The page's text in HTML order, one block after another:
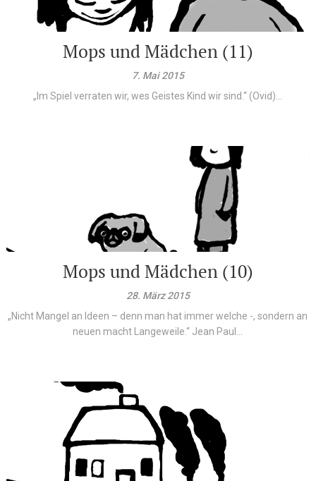
Mops und Mädchen (11)
7. Mai 2015
„Im Spiel verraten wir, wes Geistes Kind wir sind.“ (Ovid)...
Mops und Mädchen (10)
28. März 2015
„Nicht Mangel an Ideen – denn man hat immer welche -, sondern an
neuen macht Langeweile.“ Jean Paul...